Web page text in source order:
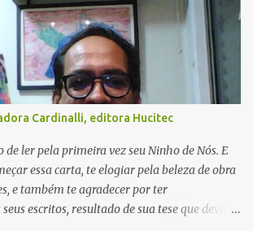
Cardinalli, editora Hucitec
de ler pela primeira vez seu Ninho de Nós. E
essa carta, te elogiar pela beleza de obra
e também te agradecer por ter
escritos, resultado de sua tese que deve